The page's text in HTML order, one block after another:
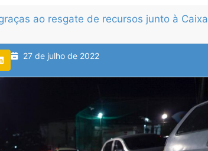
ao resgate de recursos junto à Caixa
27 de julho de 2022